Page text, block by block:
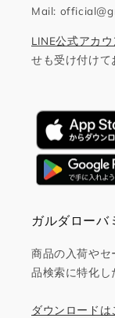
Mail:
LINE公式アカウ
せも受け付けて
ガルダローバ
商品の入荷やセ
品検索に特化し
ダウンロード